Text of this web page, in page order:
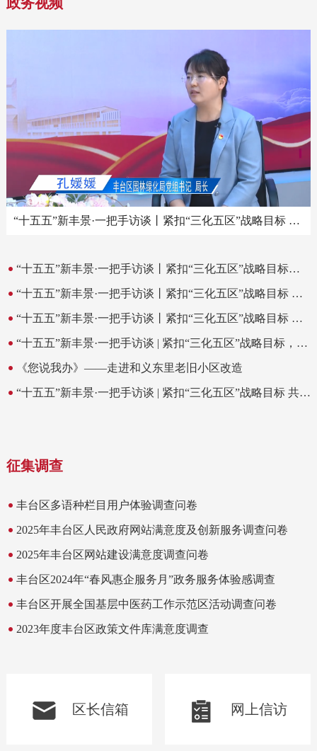
“十五五”新丰景·一把手访谈丨紧扣“三化五区”战略目标 ，全面塑造“城绿花香、园融景美”的花园城市特色区
“十五五”新丰景·一把手访谈丨紧扣“三化五区”战略目标，绘就城市建设实景图
“十五五”新丰景·一把手访谈丨紧扣“三化五区”战略目标 努力建设智产、智治、智城协同发展的“数智丰台”
“十五五”新丰景·一把手访谈丨紧扣“三化五区”战略目标 ，全力打造首都科技创新前沿阵地和新质生产力发展示范区
“十五五”新丰景·一把手访谈 | 紧扣“三化五区”战略目标，以“人社工作高质量发展”助力丰台全面跃升
《您说我办》——走进和义东里老旧小区改造
“十五五”新丰景·一把手访谈 | 紧扣“三化五区”战略目标 共享城市化发展成果
征集调查
丰台区多语种栏目用户体验调查问卷
2025年丰台区人民政府网站满意度及创新服务调查问卷
2025年丰台区网站建设满意度调查问卷
丰台区2024年“春风惠企服务月”政务服务体验感调查
丰台区开展全国基层中医药工作示范区活动调查问卷
2023年度丰台区政策文件库满意度调查
区长信箱 网上信访